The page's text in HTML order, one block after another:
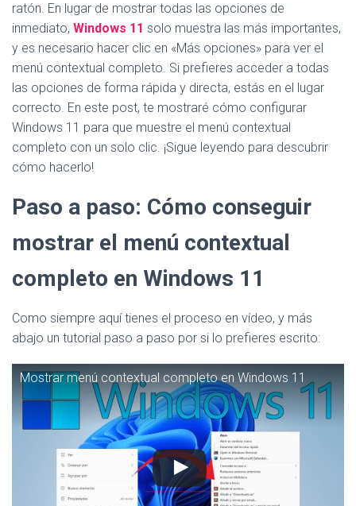
ratón. En lugar de mostrar todas las opciones de
inmediato, Windows 11 solo muestra las más importantes,
y es necesario hacer clic en «Más opciones» para ver el
menú contextual completo. Si prefieres acceder a todas
las opciones de forma rápida y directa, estás en el lugar
correcto. En este post, te mostraré cómo configurar
Windows 11 para que muestre el menú contextual
completo con un solo clic. ¡Sigue leyendo para descubrir
cómo hacerlo!
Paso a paso: Cómo conseguir
mostrar el menú contextual
completo en Windows 11
Como siempre aquí tienes el proceso en vídeo, y más
abajo un tutorial paso a paso por si lo prefieres escrito:
Mostrar menú contextual completo en Windows 11